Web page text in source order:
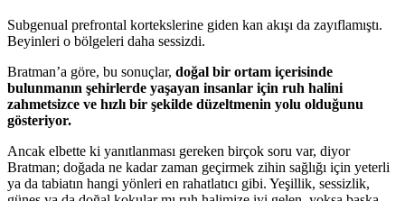
Subgenual prefrontal kortekslerine giden kan akışı da zayıflamıştı.
Beyinleri o bölgeleri daha sessizdi.
Bratman’a göre, bu sonuçlar, doğal bir ortam içerisinde
bulunmanın şehirlerde yaşayan insanlar için ruh halini
zahmetsizce ve hızlı bir şekilde düzeltmenin yolu olduğunu
gösteriyor.
Ancak elbette ki yanıtlanması gereken birçok soru var, diyor
Bratman; doğada ne kadar zaman geçirmek zihin sağlığı için yeterli
ya da tabiatın hangi yönleri en rahatlatıcı gibi. Yeşillik, sessizlik,